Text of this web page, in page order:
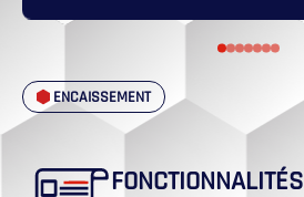
ENCAISSEMENT
FONCTIONNALITÉS